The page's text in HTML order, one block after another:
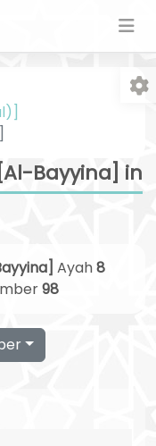
Bayyina] in
Ayah8
98